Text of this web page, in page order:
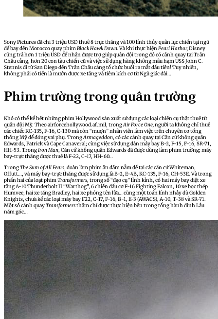
Sony Pictures đã chi 3 triệu USD thuê 8 trực thăng và 100 lính thủy quân lục chiến tại ngũ
để bay đến Morocco quay phimBlack Hawk Down.Và khi thực hiệnPearl Harbor,Disney
cũng trả hơn 1 triệu USD để nhận được trợ giúp quân đội trong đó có cảnh quay tại Trân
Châu cảng, hơn 20 con tàu chiến cũ và việc sử dụng hàng không mẫu hạm USS John C.
Stennis đi từ San Diego đến Trân Châu cảng tổ chức buổi ra mắt đầu tiên! Tuy nhiên,
không phải có tiền là mướn được xe tăng và tiêm kích cơ từ Ngũ giác đài…
Phim trường trong quân trường
Khó có thể kể hết những phim Hollywood sản xuất sử dụng các loại chiến cụ thật thuê từ
quân đội Mỹ. Theo airforcehollywood.af.mil, trongAir Force One,người ta không chỉ thuê
các chiếc KC-135, F-16, C-130 mà còn “mượn” nhân viên làm việc trên chuyên cơ tổng
thống Mỹ để đóng vai phụ. TrongArmageddon, có các cảnh quay tại Căn cứ không quân
Edwards, Patrick và Cape Canaveral; cùng việc sử dụng dàn máy bay B-2, F-15, F-16, SR-71,
HH-53. TrongIron Man, Căn cứ không quân Edwards đã được dùng làm phim trường; máy
bay-trực thăng được thuê là F-22, C-17, HH-60…
TrongThe Sum of All Fears, đoàn làm phim ăn dầm nằm dề tại các căn cứ Whiteman,
Offutt…, và máy bay-trực thăng được sử dụng là B-2, E-4B, KC-135, F-16, CH-53E. Và trong
phần hai của loạt phimTransformers, trong số “đạo cụ” lỉnh kỉnh, có hai máy bay diệt xe
tăng A-10 Thunderbolt II “Warthog”, 6 chiến đấu cơ F-16 Fighting Falcon, 10 xe bọc thép
Humvee, hai xe tăng Bradley, hai xe phóng tên lửa… cùng một toán lính nhảy dù Golden
Knights, chưa kể các loại máy bay F22, C-17, F-16, B-1, E-3 (AWACS), A-10, T-38 và SR-71.
Một số cảnh quayTransformersthậm chí được thực hiện bên trong tổng hành dinh Lầu
năm góc…